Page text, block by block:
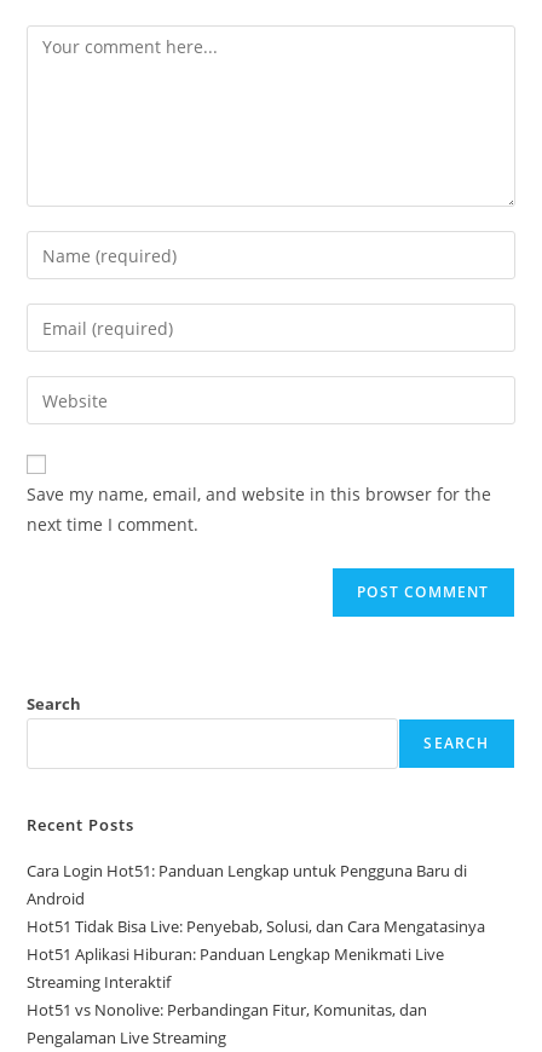
Comment
Enter
your
name
comment
Enter
your
email
address
comment
Enter
your
website
URL
(optional)
Save my name, email, and website in this browser for the
next time I comment.
Search
SEARCH
Recent Posts
Cara Login Hot51: Panduan Lengkap untuk Pengguna Baru di
Android
Hot51 Tidak Bisa Live: Penyebab, Solusi, dan Cara Mengatasinya
Hot51 Aplikasi Hiburan: Panduan Lengkap Menikmati Live
Streaming Interaktif
Hot51 vs Nonolive: Perbandingan Fitur, Komunitas, dan
Pengalaman Live Streaming